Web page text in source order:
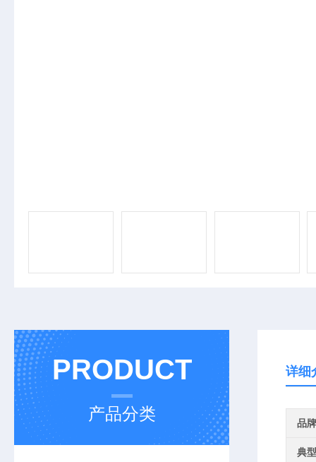
PRODUCT
产品分类
详细
品牌
典